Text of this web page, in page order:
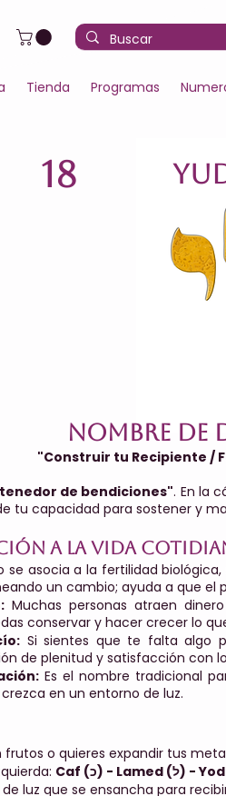
Tienda Programas
Nombre de
"Construir tu Recipiente /
de bendiciones". En la
tu capacidad para sostener y
a la vida
se asocia a la fertilidad
un cambio; ayuda a que
Muchas personas atraen
conservar y hacer crecer lo
Si sientes que te falta algo
de plenitud y satisfacción con
Es el nombre tradicional
en un entorno de luz.
o quieres expandir tus
luz que se ensancha para
18